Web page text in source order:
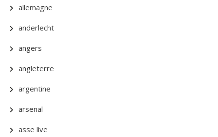
allemagne
anderlecht
angers
angleterre
argentine
arsenal
asse live